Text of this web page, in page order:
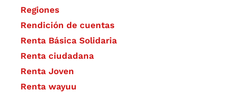
Regiones
Rendición de cuentas
Renta Básica Solidaria
Renta ciudadana
Renta Joven
Renta wayuu